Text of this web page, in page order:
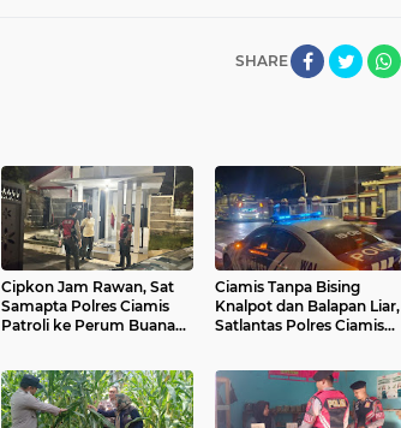
SHARE
Cipkon Jam Rawan, Sat
Samapta Polres Ciamis
Patroli ke Perum Buana
Ciamis Tanpa Bising
Knalpot dan Balapan Liar,
Satlantas Polres Ciamis